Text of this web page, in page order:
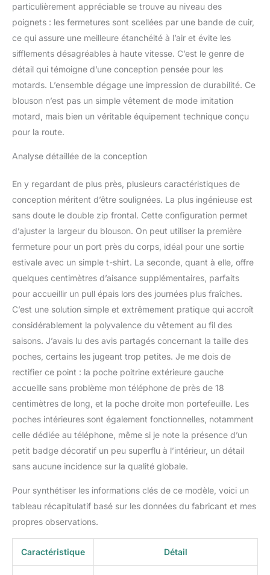
particulièrement appréciable se trouve au niveau des
poignets : les fermetures sont scellées par une bande de cuir,
ce qui assure une meilleure étanchéité à l’air et évite les
sifflements désagréables à haute vitesse. C’est le genre de
détail qui témoigne d’une conception pensée pour les
motards. L’ensemble dégage une impression de durabilité. Ce
blouson n’est pas un simple vêtement de mode imitation
motard, mais bien un véritable équipement technique conçu
pour la route.
Analyse détaillée de la conception
En y regardant de plus près, plusieurs caractéristiques de
conception méritent d’être soulignées. La plus ingénieuse est
sans doute le double zip frontal. Cette configuration permet
d’ajuster la largeur du blouson. On peut utiliser la première
fermeture pour un port près du corps, idéal pour une sortie
estivale avec un simple t-shirt. La seconde, quant à elle, offre
quelques centimètres d’aisance supplémentaires, parfaits
pour accueillir un pull épais lors des journées plus fraîches.
C’est une solution simple et extrêmement pratique qui accroît
considérablement la polyvalence du vêtement au fil des
saisons. J’avais lu des avis partagés concernant la taille des
poches, certains les jugeant trop petites. Je me dois de
rectifier ce point : la poche poitrine extérieure gauche
accueille sans problème mon téléphone de près de 18
centimètres de long, et la poche droite mon portefeuille. Les
poches intérieures sont également fonctionnelles, notamment
celle dédiée au téléphone, même si je note la présence d’un
petit badge décoratif un peu superflu à l’intérieur, un détail
sans aucune incidence sur la qualité globale.
Pour synthétiser les informations clés de ce modèle, voici un
tableau récapitulatif basé sur les données du fabricant et mes
propres observations.
Caractéristique Détail